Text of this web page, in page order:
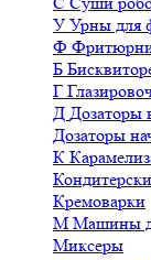
У Урны для
Ф
Б
Г
Д Дозаторы
Дозаторы
К
Кремоварки
М Машины
Миксеры